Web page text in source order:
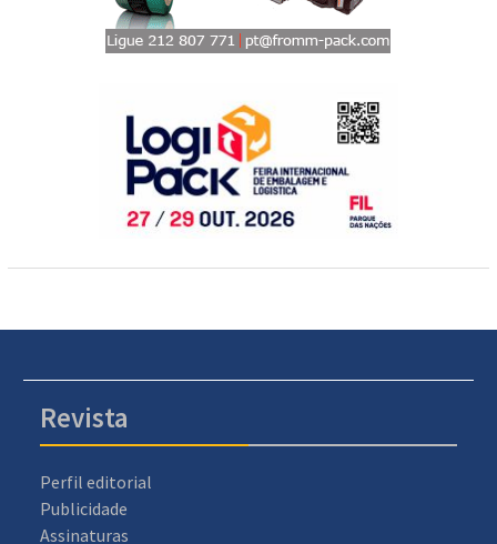
Revista
Perfil editorial
Publicidade
Assinaturas